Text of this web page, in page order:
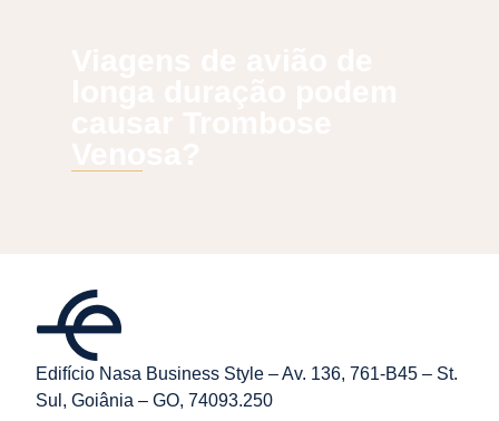
Edifício Nasa Business Style – Av. 136, 761-B45 – St.
Sul, Goiânia – GO, 74093.250